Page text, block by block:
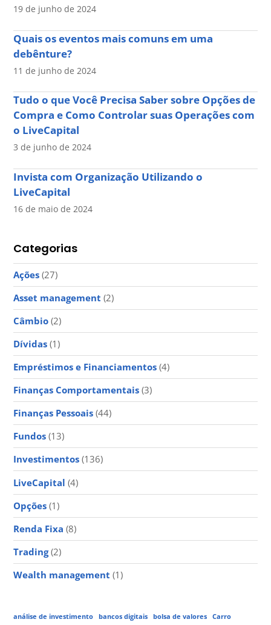
19 de junho de 2024
Quais os eventos mais comuns em uma
debênture?
11 de junho de 2024
Tudo o que Você Precisa Saber sobre Opções de
Compra e Como Controlar suas Operações com
o LiveCapital
3 de junho de 2024
Invista com Organização Utilizando o
LiveCapital
16 de maio de 2024
Categorias
Ações (27)
Asset management (2)
Câmbio (2)
Dívidas (1)
Empréstimos e Financiamentos (4)
Finanças Comportamentais (3)
Finanças Pessoais (44)
Fundos (13)
Investimentos (136)
LiveCapital (4)
Opções (1)
Renda Fixa (8)
Trading(2)
Wealth management (1)
análise de investimento bancos digitais bolsa de valores Carro